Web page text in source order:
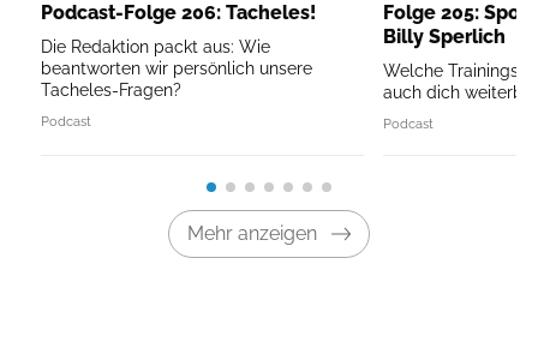
Podcast-Folge 206: Tacheles!
Die Redaktion packt aus: Wie
beantworten wir persönlich unsere
Tacheles-Fragen?
Podcast
Folge 205:
Billy Sperlich
Welche
auch dich
Podcast
Mehr anzeigen